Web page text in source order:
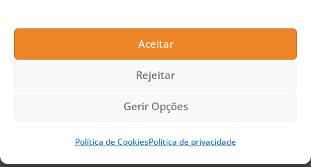
Aceitar
Rejeitar
Gerir Opções
Política de CookiesPolítica de privacidade
para ver sua proposta futura e
trabalhar em conjunto para servir os